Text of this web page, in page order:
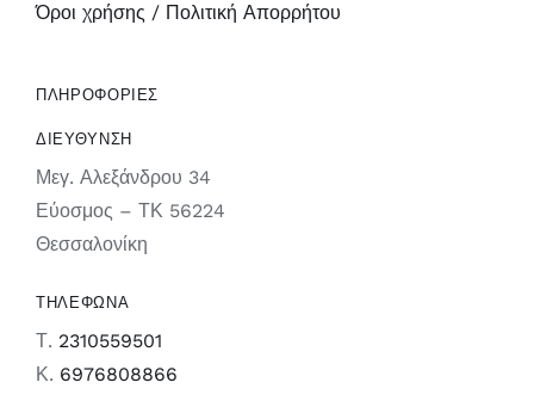
Όροι χρήσης / Πολιτική Απορρήτου
ΠΛΗΡΟΦΟΡΙΕΣ
ΔΙΕΥΘΥΝΣΗ
Μεγ. Αλεξάνδρου 34
Εύοσμος – ΤΚ 56224
Θεσσαλονίκη
ΤΗΛΕΦΩΝΑ
Τ. 2310559501
Κ. 6976808866